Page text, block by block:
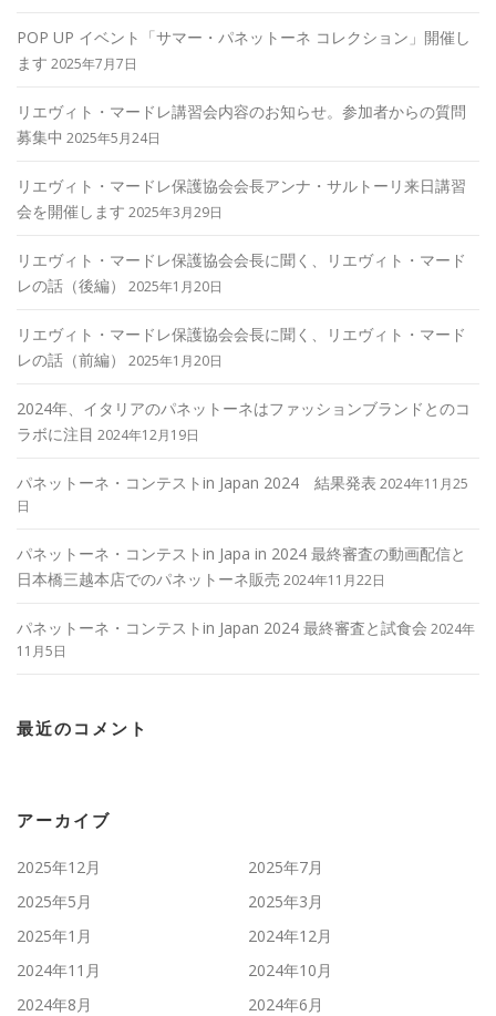
POP UP イベント「サマー・パネットーネ コレクション」開催し
ます 2025年7月7日
リエヴィト・マードレ講習会内容のお知らせ。参加者からの質問
募集中 2025年5月24日
リエヴィト・マードレ保護協会会長アンナ・サルトーリ来日講習
会を開催します 2025年3月29日
リエヴィト・マードレ保護協会会長に聞く、リエヴィト・マード
レの話（後編）
2025年1月20日
リエヴィト・マードレ保護協会会長に聞く、リエヴィト・マード
レの話（前編）
2025年1月20日
2024年、イタリアのパネットーネはファッションブランドとのコ
ラボに注目 2024年12月19日
パネットーネ・コンテストin Japan 2024 結果発表 2024年11月25
日
パネットーネ・コンテストin Japa in 2024 最終審査の動画配信と
日本橋三越本店でのパネットーネ販売 2024年11月22日
パネットーネ・コンテストin Japan 2024 最終審査と試食会 2024年
11月5日
最近のコメント
アーカイブ
2025年12月
2025年7月
2025年5月
2025年3月
2025年1月
2024年12月
2024年11月
2024年10月
2024年8月
2024年6月